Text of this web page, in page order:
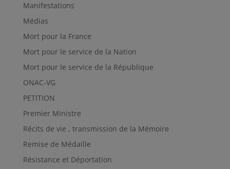
Manifestations
Médias
Mort pour la France
Mort pour le service de la Nation
Mort pour le service de la République
ONAC-VG
PETITION
Premier Ministre
Récits de vie , transmission de la Mémoire
Remise de Médaille
Résistance et Déportation